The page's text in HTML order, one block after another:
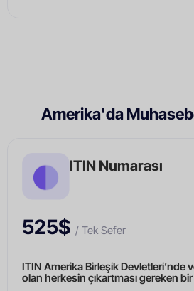
Amerika'da
ITIN Numarası
525$ / Tek Sefer
ITIN Amerika Birleşik Devletleri’nde
olan herkesin çıkartması gereken